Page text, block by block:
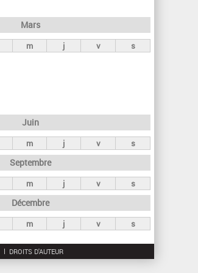
Mars
m j v s
Juin
m j v s
Septembre
m j v s
Décembre
m j v s
DROITS D'AUTEUR